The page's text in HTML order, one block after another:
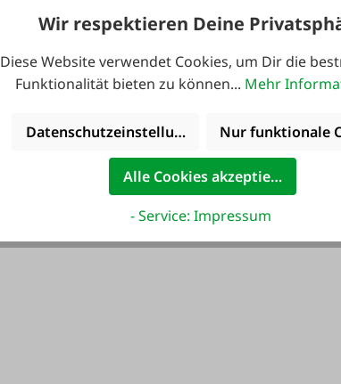
159,00 €* 45,95 €*
Wir respektieren Deine
Diese Website verwendet Cookies, um Dir die
Funktionalität bieten zu können... Mehr
Datenschutzeinstellungen Nur funktionale
Alle Cookies akzeptieren
- Service: Impressum